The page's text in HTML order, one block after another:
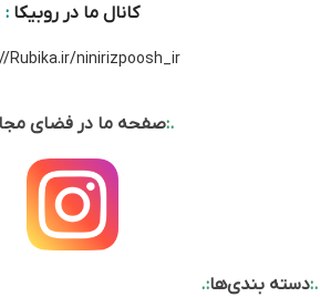
کانال ما در روبیکا:
Rubika.ir/ninirizpoosh_ir
.:صفحه ما در فضای
.:دسته بندی‌ها:.